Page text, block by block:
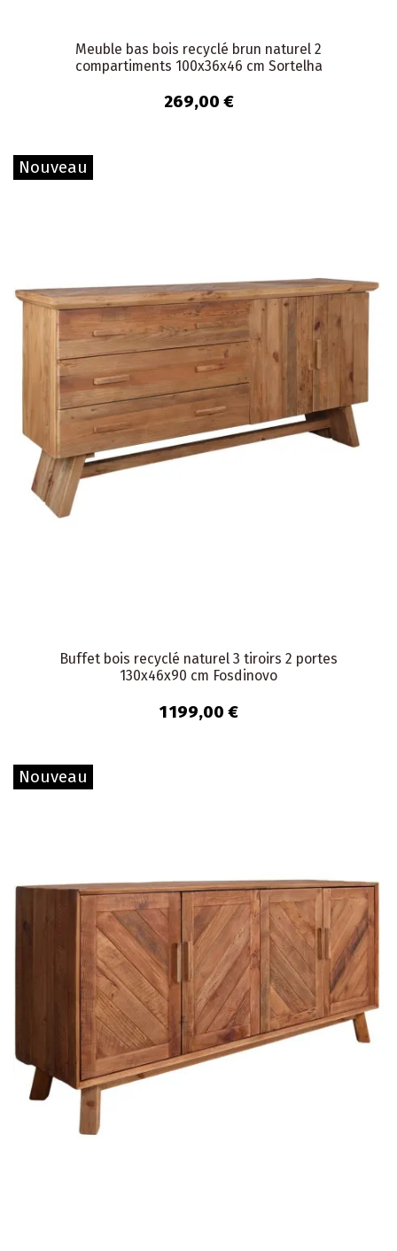
Meuble bas bois recyclé brun naturel 2
compartiments 100x36x46 cm Sortelha
269,00 €
Nouveau
Buffet bois recyclé naturel 3 tiroirs 2 portes
130x46x90 cm Fosdinovo
1 199,00 €
Nouveau